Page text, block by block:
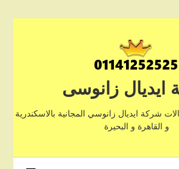
ايديال زانوسى
شركة ايديال زانوسي المجانية بالاسكندرية
و القاهرة و البحيرة